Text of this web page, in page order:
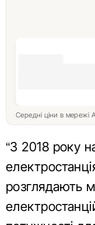
Середні ціни в
“З 2018 року
розглядають